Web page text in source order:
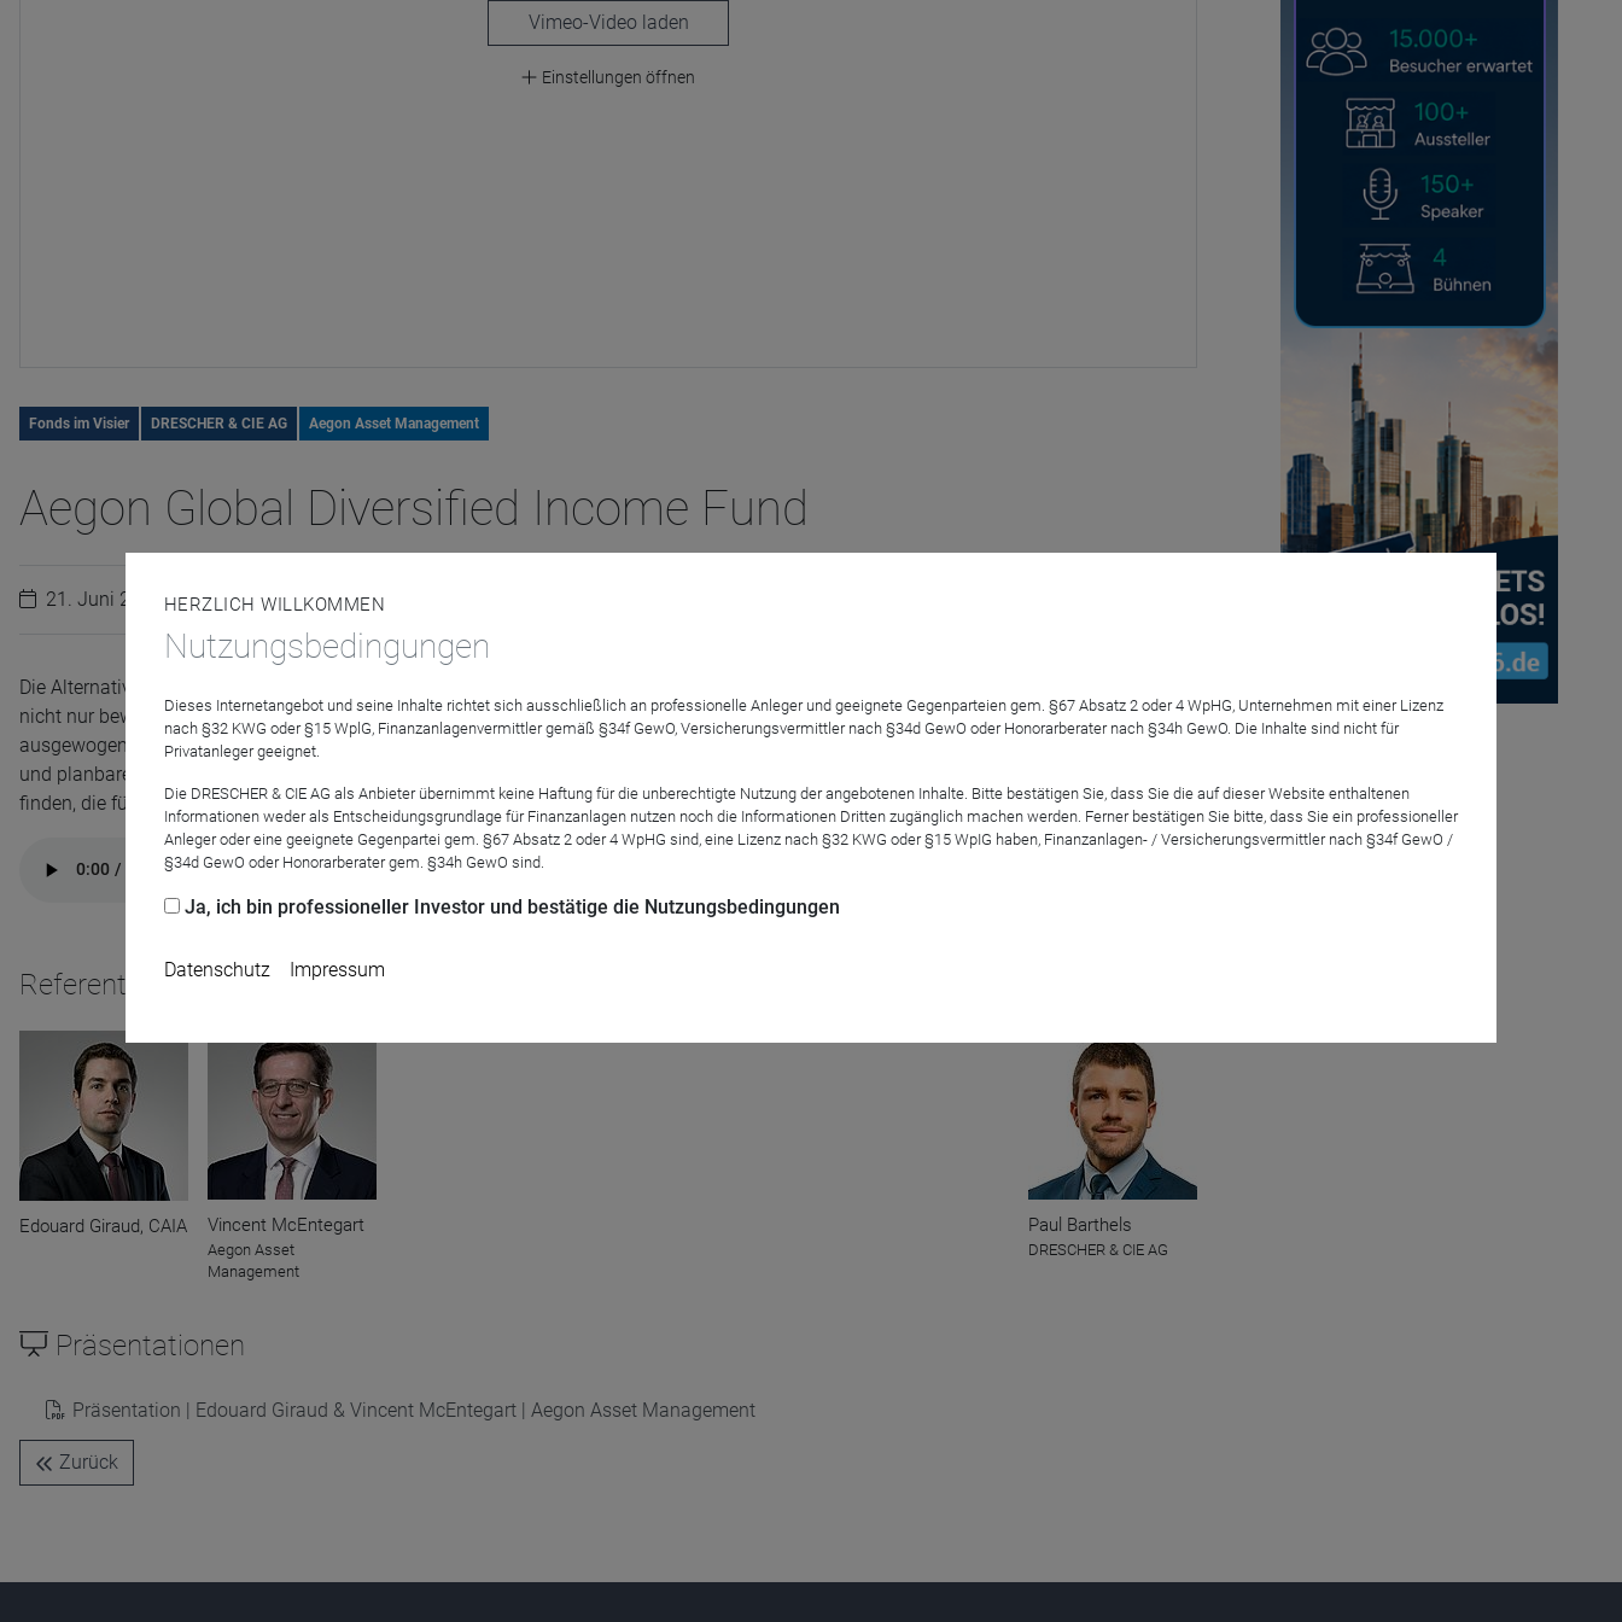
laden
Einstellungen öffnen
Fonds im Visier DRESCHER & CIE AG Aegon Asset Management
Aegon Global Diversified Income Fund
21. Juni 2021
Die Alternative zum Sparbuch oder Tagesgeld? Der Global Diversified Income Fund hat im vergangenen Jahr die Herausforderung „Corona“
nicht nur bewältigt, sondern auch für seine Anteilsinhaber einen positiven Ertrag erzielt und kann sich somit zu den am besten
ausgewogenen Mischfonds des Jahres zählen. Kann der Fonds in Zeiten, in denen klassische Zinsanlagen längst nicht mehr regelmäßige
und planbare Erträge erzielen, konstante Erträge realisieren? Wie groß ist die Herausforderung im Niedrigzinsumfeld, risikoarme Titel zu
finden, die für beständige Erträge sorgen? Und bedarf es in der heutigen Zeit einer aktiven und flexiblen Anlagestrategie?
Referenten
Edouard Giraud, CAIA Vincent McEntegart
Aegon Asset
Management
Paul Barthels
DRESCHER & CIE AG
Präsentationen
Präsentation | Edouard Giraud & Vincent McEntegart | Aegon Asset Management
Zurück
HERZLICH WILLKOMMEN
Nutzungsbedingungen
Dieses Internetangebot und seine Inhalte richtet sich ausschließlich an professionelle Anleger und geeignete Gegenparteien gem. §67 Absatz 2 oder 4 WpHG, Unternehmen mit einer Lizenz
nach §32 KWG oder §15 WplG, Finanzanlagenvermittler gemäß §34f GewO, Versicherungsvermittler nach §34d GewO oder Honorarberater nach §34h GewO. Die Inhalte sind nicht für
Privatanleger geeignet.
Die DRESCHER & CIE AG als Anbieter übernimmt keine Haftung für die unberechtigte Nutzung der angebotenen Inhalte. Bitte bestätigen Sie, dass Sie die auf dieser Website enthaltenen
Informationen weder als Entscheidungsgrundlage für Finanzanlagen nutzen noch die Informationen Dritten zugänglich machen werden. Ferner bestätigen Sie bitte, dass Sie ein professioneller
Anleger oder eine geeignete Gegenpartei gem. §67 Absatz 2 oder 4 WpHG sind, eine Lizenz nach §32 KWG oder §15 WpIG haben, Finanzanlagen- / Versicherungsvermittler nach §34f GewO /
§34d GewO oder Honorarberater gem. §34h GewO sind.
Ja, ich bin professioneller Investor und bestätige die Nutzungsbedingungen
Datenschutz Impressum
Anbieter
Zweck
Ablauf
1 Jahr